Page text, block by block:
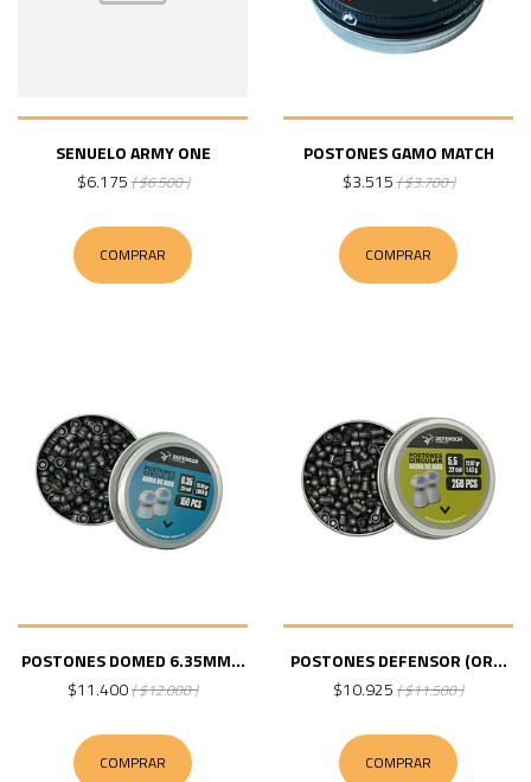
SENUELO ARMY ONE
$6.175( $6.500 )
COMPRAR
POSTONES GAMO MATCH
$3.515( $3.700 )
COMPRAR
POSTONES DOMED 6.35MM...
$11.400( $12.000 )
COMPRAR
POSTONES DEFENSOR (OR...
$10.925 ( $11.500 )
COMPRAR